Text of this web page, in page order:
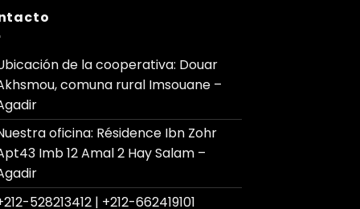
de la cooperativa: Douar
comuna rural Imsouane –
oficina: Résidence Ibn Zohr
Imb 12 Amal 2 Hay Salam –
528213412 | +212-662419101